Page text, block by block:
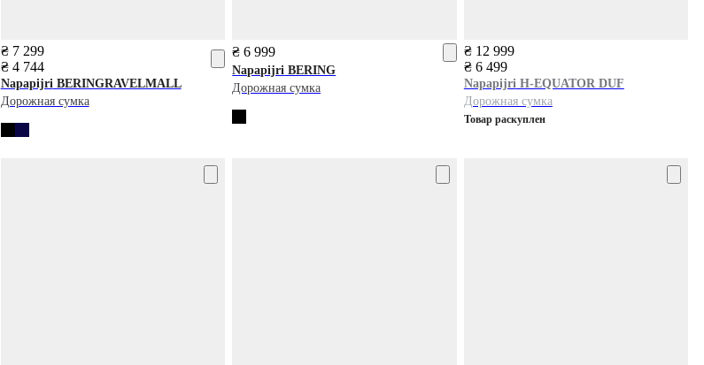
₴ 7 299
₴ 4 744
Napapijri BERINGRAVELMALL
Дорожная сумка
₴ 6 999
Napapijri BERING
Дорожная сумка
₴ 12 999
₴ 6 499
Napapijri H-EQUATOR DUF
Дорожная сумка
Товар раскуплен